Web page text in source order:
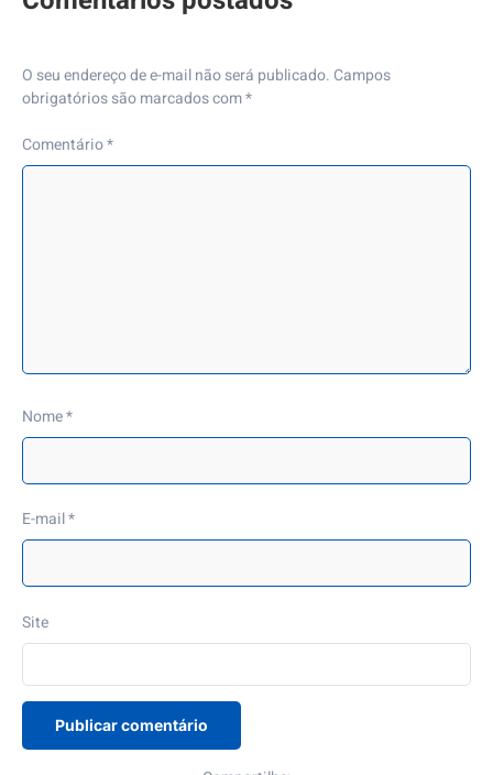
O seu endereço de e-mail não será publicado. Campos
obrigatórios são marcados com*
Comentário*
Nome*
E-mail*
Site